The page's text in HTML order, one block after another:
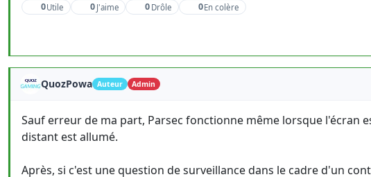
0Utile 0 J'aime 0 Drôle 0En colère
QuozPowa Auteur Admin
Sauf erreur de ma part, Parsec fonctionne même lorsque l'écran
distant est allumé.
Après, si c'est une question de surveillance dans le cadre d'un